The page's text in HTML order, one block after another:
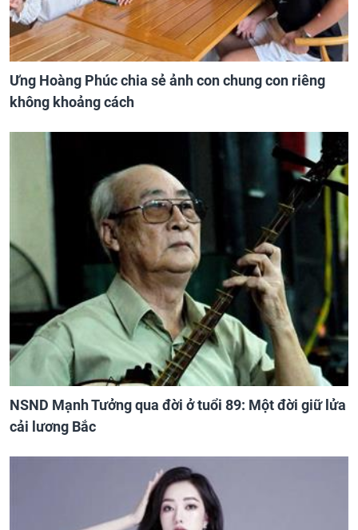
Ưng Hoàng Phúc chia sẻ ảnh con chung con riêng
không khoảng cách
NSND Mạnh Tưởng qua đời ở tuổi 89: Một đời giữ lửa
cải lương Bắc